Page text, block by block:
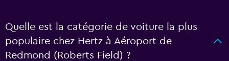
Quelle est la catégorie de voiture la plus
populaire chez Hertz à Aéroport de
Redmond (Roberts Field) ?